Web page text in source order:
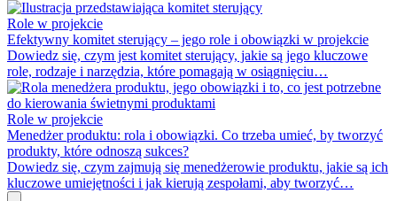
Role w projekcie
Efektywny komitet sterujący – jego role i obowiązki w projekcie
Dowiedz się, czym jest komitet sterujący, jakie są jego kluczowe
role, rodzaje i narzędzia, które pomagają w osiągnięciu…
Role w projekcie
Menedżer produktu: rola i obowiązki. Co trzeba umieć, by tworzyć
produkty, które odnoszą sukces?
Dowiedz się, czym zajmują się menedżerowie produktu, jakie są ich
kluczowe umiejętności i jak kierują zespołami, aby tworzyć…